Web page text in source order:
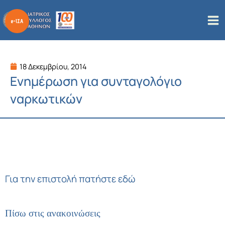
στο
περιεχόμενο
18 Δεκεμβρίου, 2014
Ενημέρωση για συνταγολόγιο
ναρκωτικών
Για την επιστολή πατήστε εδώ
Πίσω στις ανακοινώσεις